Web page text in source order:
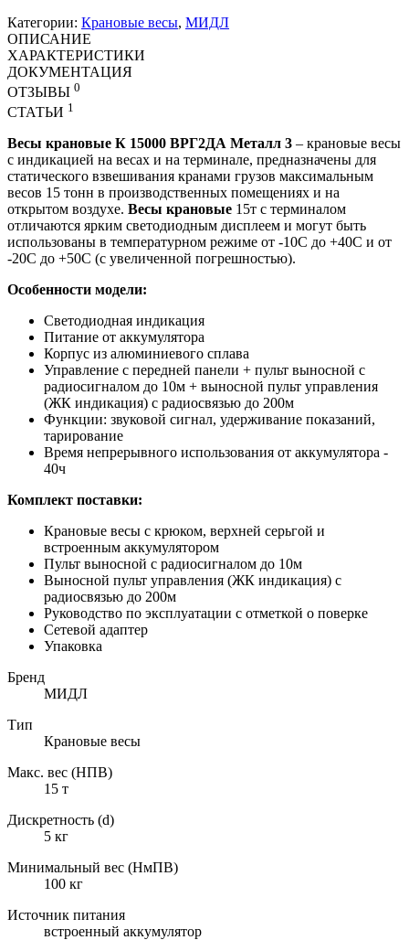
Категории: Крановые весы, МИДЛ
ОПИСАНИЕ
ХАРАКТЕРИСТИКИ
ДОКУМЕНТАЦИЯ
ОТЗЫВЫ 0
СТАТЬИ 1
Весы крановые К 15000 ВРГ2ДА Металл 3 – крановые весы
с индикацией на весах и на терминале, предназначены для
статического взвешивания кранами грузов максимальным
весов 15 тонн в производственных помещениях и на
открытом воздухе. Весы крановые 15т с терминалом
отличаются ярким светодиодным дисплеем и могут быть
использованы в температурном режиме от -10С до +40С и от
-20С до +50С (с увеличенной погрешностью).
Особенности модели:
Светодиодная индикация
Питание от аккумулятора
Корпус из алюминиевого сплава
Управление с передней панели + пульт выносной с
радиосигналом до 10м + выносной пульт управления
(ЖК индикация) с радиосвязью до 200м
Функции: звуковой сигнал, удерживание показаний,
тарирование
Время непрерывного использования от аккумулятора -
40ч
Комплект поставки:
Крановые весы с крюком, верхней серьгой и
встроенным аккумулятором
Пульт выносной с радиосигналом до 10м
Выносной пульт управления (ЖК индикация) с
радиосвязью до 200м
Руководство по эксплуатации с отметкой о поверке
Сетевой адаптер
Упаковка
Бренд
МИДЛ
Тип
Крановые весы
Макс. вес (НПВ)
15 т
Дискретность (d)
5 кг
Минимальный вес (НмПВ)
100 кг
Источник питания
встроенный аккумулятор